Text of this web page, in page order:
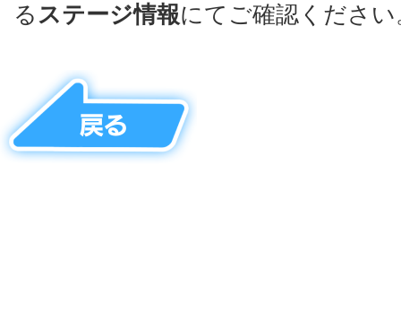
るステージ情報にてご確認ください